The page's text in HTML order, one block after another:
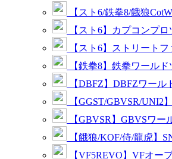
【スト6/鉄拳8/餓狼
【スト6】カプコンプ
【スト6】ストリート
【鉄拳8】鉄拳ワールド
【DBFZ】DBFZワール
【GGST/GBVSR/UNI2
【GBVSR】GBVSワー
【餓狼/KOF/侍/龍虎】
【VF5REVO】VFオー